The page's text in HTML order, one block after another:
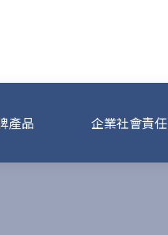
產品 企業社會責任